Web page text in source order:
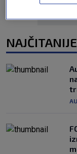
NAJČITANIJE